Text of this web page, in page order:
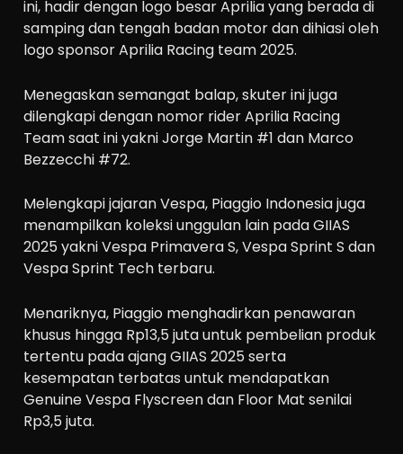
ini, hadir dengan logo besar Aprilia yang berada di
samping dan tengah badan motor dan dihiasi oleh
logo sponsor Aprilia Racing team 2025.
Menegaskan semangat balap, skuter ini juga
dilengkapi dengan nomor rider Aprilia Racing
Team saat ini yakni Jorge Martin #1 dan Marco
Bezzecchi #72.
Melengkapi jajaran Vespa, Piaggio Indonesia juga
menampilkan koleksi unggulan lain pada GIIAS
2025 yakni Vespa Primavera S, Vespa Sprint S dan
Vespa Sprint Tech terbaru.
Menariknya, Piaggio menghadirkan penawaran
khusus hingga Rp13,5 juta untuk pembelian produk
tertentu pada ajang GIIAS 2025 serta
kesempatan terbatas untuk mendapatkan
Genuine Vespa Flyscreen dan Floor Mat senilai
Rp3,5 juta.